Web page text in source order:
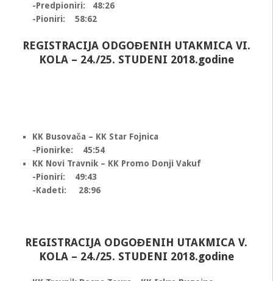
-Predpioniri: 48:26
-Pioniri: 58:62
REGISTRACIJA ODGOĐENIH UTAKMICA VI.
KOLA – 24./25. STUDENI 2018.godine
KK Busovača – KK Star Fojnica
-Pionirke: 45:54
KK Novi Travnik – KK Promo Donji Vakuf
-Pioniri: 49:43
-Kadeti: 28:96
REGISTRACIJA ODGOĐENIH UTAKMICA V.
KOLA – 24./25. STUDENI 2018.godine